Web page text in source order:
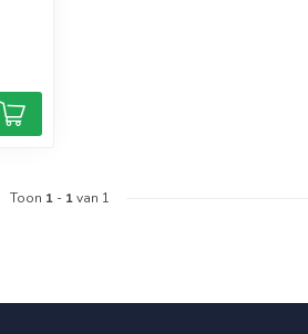
Toon 1 - 1van 1